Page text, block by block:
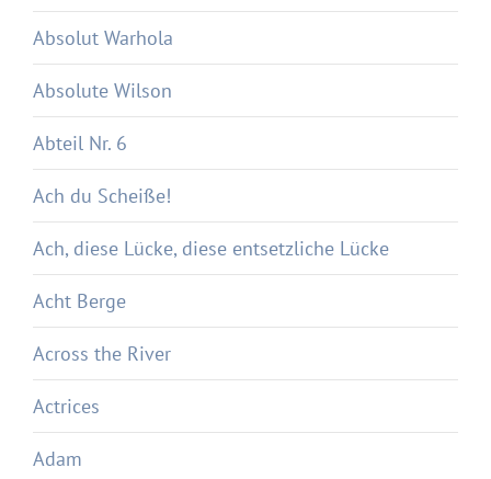
Absolut Warhola
Absolute Wilson
Abteil Nr. 6
Ach du Scheiße!
Ach, diese Lücke, diese entsetzliche Lücke
Acht Berge
Across the River
Actrices
Adam